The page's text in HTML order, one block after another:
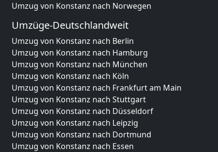
Umzug von Konstanz nach Norwegen
Umzüge-Deutschlandweit
Umzug von Konstanz nach Berlin
Umzug von Konstanz nach Hamburg
Umzug von Konstanz nach München
Umzug von Konstanz nach Köln
Umzug von Konstanz nach Frankfurt am Main
Umzug von Konstanz nach Stuttgart
Umzug von Konstanz nach Düsseldorf
Umzug von Konstanz nach Leipzig
Umzug von Konstanz nach Dortmund
Umzug von Konstanz nach Essen